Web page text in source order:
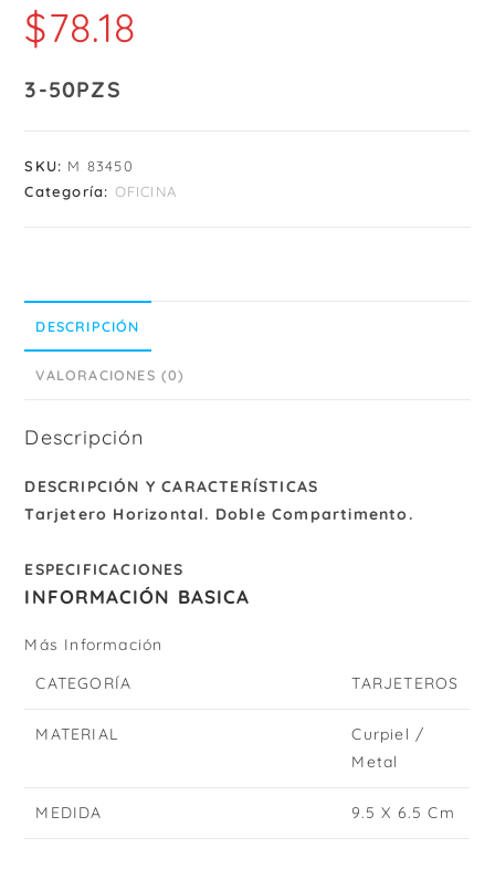
$78.18
3-50PZS
SKU: M 83450
Categoría: OFICINA
DESCRIPCIÓN
VALORACIONES (0)
Descripción
DESCRIPCIÓN Y CARACTERÍSTICAS
Tarjetero Horizontal. Doble Compartimento.
ESPECIFICACIONES
INFORMACIÓN BASICA
Más Información
CATEGORÍA
TARJETEROS
MATERIAL
Curpiel /
Metal
MEDIDA 9.5 X 6.5 Cm